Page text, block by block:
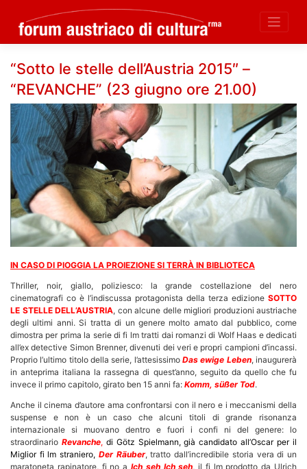
Skip
content
“Sotto le stelle dell’Austria 2015″ –
“REVANCHE” (23 giugno ore 21.00)
IN CASO DI PIOGGIA LA PROIEZIONE SI TERRÀ IN BIBLIOTECA
Thriller, noir, giallo, poliziesco: la grande costellazione del nero
cinematografi co è l’indiscussa protagonista della terza edizione SOTTO
LE STELLE DELL’AUSTRIA, con alcune delle migliori produzioni austriache
degli ultimi anni. Si tratta di un genere molto amato dal pubblico, come
dimostra per prima la serie di fi lm tratti dai romanzi di Wolf Haas e dedicati
all’ex detective Simon Brenner, divenuti dei veri e propri campioni d’incassi.
Proprio l’ultimo titolo della serie, l’attesissimo Das ewige Leben, inaugurerà
in anteprima italiana la rassegna di quest’anno, seguito da quello che fu
invece il primo capitolo, girato ben 15 anni fa: Komm, süßer Tod.
Anche il cinema d’autore ama confrontarsi con il nero e i meccanismi della
suspense e non è un caso che alcuni titoli di grande risonanza
internazionale si muovano dentro e fuori i confi ni del genere: lo
straordinario Revanche, di Götz Spielmann, già candidato all’Oscar per il
Miglior fi lm straniero, Der Räuber, tratto dall’incredibile storia vera di un
maratoneta rapinatore, fi no a Ich seh Ich seh, il fi lm prodotto da Ulrich